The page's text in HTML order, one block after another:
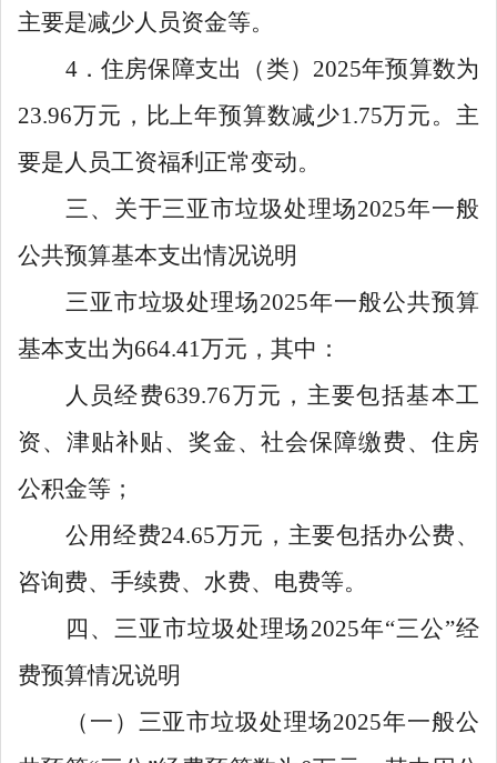
主要是减少人员资金等。
4．住房保障支出（类） 2025年预算数为
23.96万元，比上年预算数减少1.75万元。主
要是人员工资福利正常变动。
三、关于三亚市垃圾处理场2025年一般
公共预算基本支出情况说明
三亚市垃圾处理场2025年一般公共预算
基本支出为664.41万元，其中：
人员经费639.76万元，主要包括基本工
资、津贴补贴、奖金、社会保障缴费、住房
公积金等 ；
公用经费24.65万元，主要包括办公费、
咨询费、手续费、水费、电费等。
四、三亚市垃圾处理场2025年“三公”经
费预算情况说明
（一）三亚市垃圾处理场2025年一般公